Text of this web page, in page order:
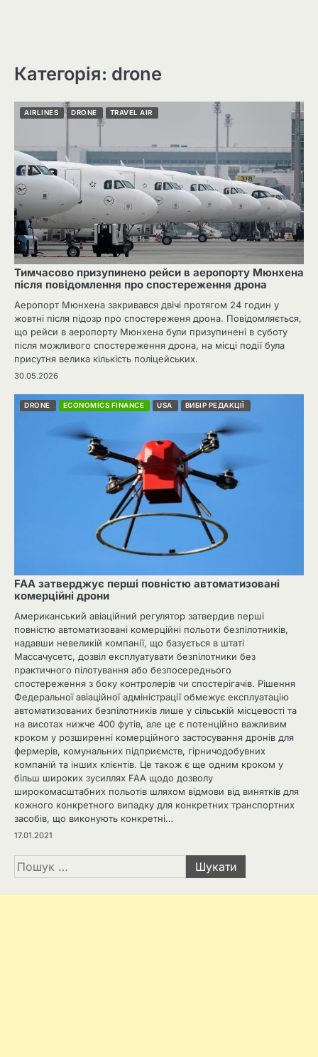
Категорія: drone
AIRLINES DRONE TRAVEL AIR
Тимчасово призупинено рейси в аеропорту Мюнхена
після повідомлення про спостереження дрона
Аеропорт Мюнхена закривався двічі протягом 24 годин у
жовтні після підозр про спостереженя дрона. Повідомляється,
що рейси в аеропорту Мюнхена були призупинені в суботу
після можливого спостереження дрона, на місці події була
присутня велика кількість поліцейських.
30.05.2026
DRONE ECONOMICS FINANCE USA ВИБІР РЕДАКЦІЇ
FAA затверджує перші повністю автоматизовані
комерційні дрони
Американський авіаційний регулятор затвердив перші
повністю автоматизовані комерційні польоти безпілотників,
надавши невеликій компанії, що базується в штаті
Массачусетс, дозвіл експлуатувати безпілотники без
практичного пілотування або безпосереднього
спостереження з боку контролерів чи спостерігачів. Рішення
Федеральної авіаційної адміністрації обмежує експлуатацію
автоматизованих безпілотників лише у сільській місцевості та
на висотах нижче 400 футів, але це є потенційно важливим
кроком у розширенні комерційного застосування дронів для
фермерів, комунальних підприємств, гірничодобувних
компаній та інших клієнтів. Це також є ще одним кроком у
більш широких зусиллях FAA щодо дозволу
широкомасштабних польотів шляхом відмови від винятків для
кожного конкретного випадку для конкретних транспортних
засобів, що виконують конкретні…
17.01.2021
Пошук: